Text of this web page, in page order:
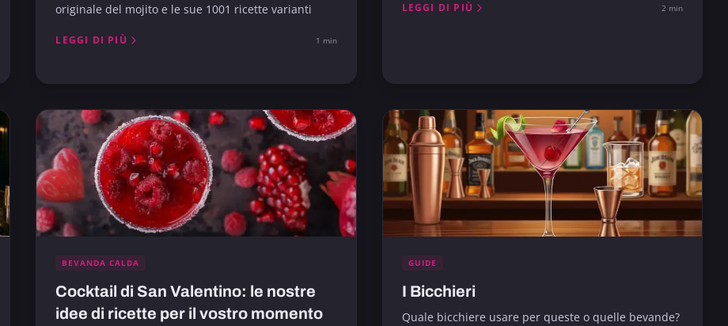
originale del mojito e le sue 1001 ricette varianti
LEGGI DI PIÙ 1 min
LEGGI DI PIÙ 2 min
BEVANDA CALDA
Cocktail di San Valentino: le nostre
idee di ricette per il vostro momento
GUIDE
I Bicchieri
Quale bicchiere usare per queste o quelle bevande?